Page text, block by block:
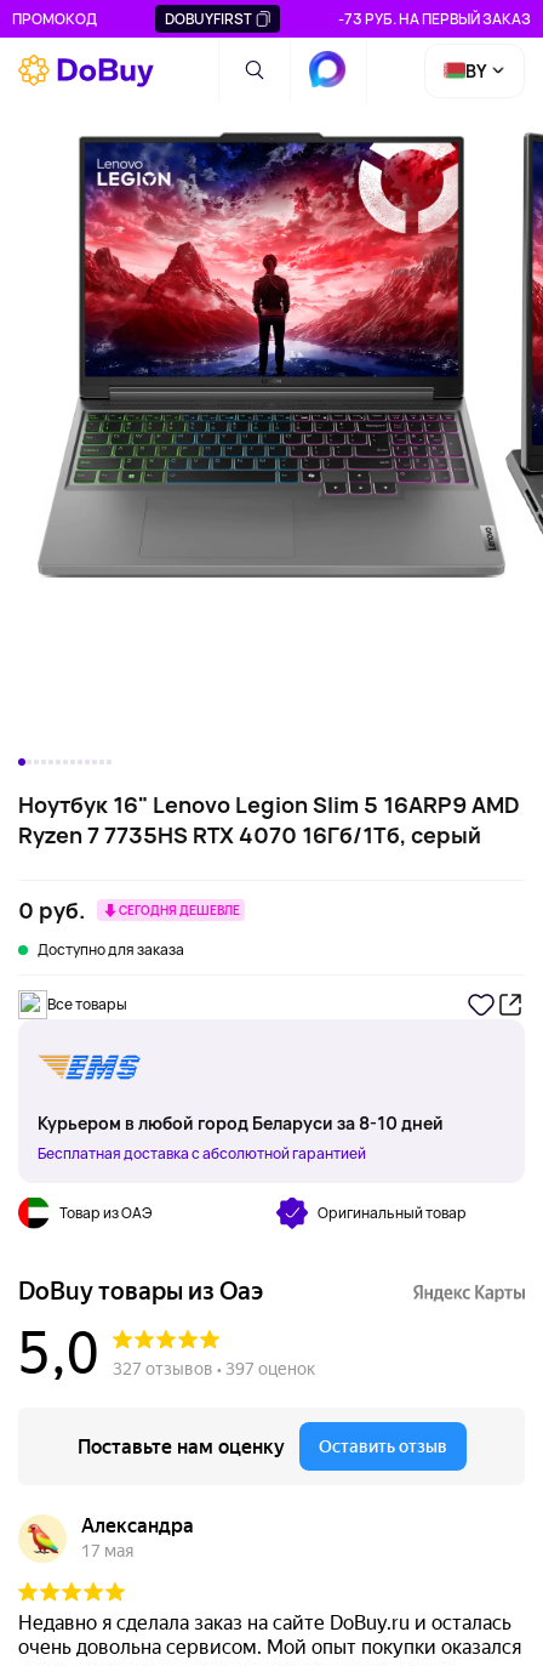
ПРОМОКОД DOBUYFIRST -73 РУБ. НА ПЕРВЫЙ ЗАКАЗ
BY
Ноутбук 16" Lenovo Legion Slim 5 16ARP9 AMD
Ryzen 7 7735HS RTX 4070 16Гб/1Тб, серый
0 руб. СЕГОДНЯ ДЕШЕВЛЕ
Доступно для заказа
Все товары
Курьером в любой город Беларуси за 8-10 дней
Бесплатная доставка с абсолютной гарантией
Товар из ОАЭ Оригинальный товар